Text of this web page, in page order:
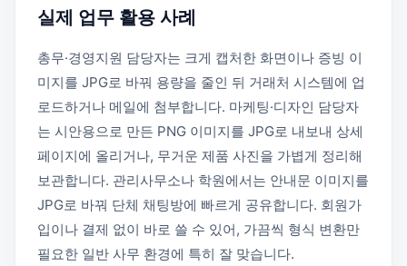
실제 업무 활용 사례
총무·경영지원 담당자는 크게 캡처한 화면이나 증빙 이
미지를 JPG로 바꿔 용량을 줄인 뒤 거래처 시스템에 업
로드하거나 메일에 첨부합니다. 마케팅·디자인 담당자
는 시안용으로 만든 PNG 이미지를 JPG로 내보내 상세
페이지에 올리거나, 무거운 제품 사진을 가볍게 정리해
보관합니다. 관리사무소나 학원에서는 안내문 이미지를
JPG로 바꿔 단체 채팅방에 빠르게 공유합니다. 회원가
입이나 결제 없이 바로 쓸 수 있어, 가끔씩 형식 변환만
필요한 일반 사무 환경에 특히 잘 맞습니다.